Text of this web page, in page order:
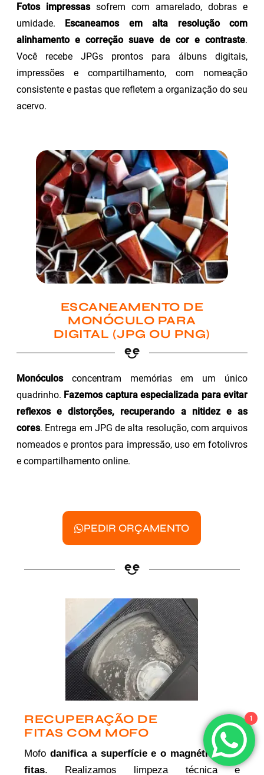
Fotos impressassofrem com amarelado, dobras e
umidade. Escaneamos em alta resolução com
alinhamento e correção suave de cor e contraste.
Você recebe JPGs prontos para álbuns digitais,
impressões e compartilhamento, com nomeação
consistente e pastas que refletem a organização do seu
acervo.
ESCANEAMENTO DE
MONÓCULO PARA
DIGITAL (JPG OU PNG)
Monóculosconcentram memórias em um único
quadrinho. Fazemos captura especializada para evitar
reflexos e distorções, recuperando a nitidez e as
cores. Entrega em JPG de alta resolução, com arquivos
nomeados e prontos para impressão, uso em fotolivros
e compartilhamento online.
PEDIR ORÇAMENTO
RECUPERAÇÃO DE
FITAS COM MOFO
Mofodanifica a superfície e o magnético das
fitas. Realizamos limpeza técnica e
1